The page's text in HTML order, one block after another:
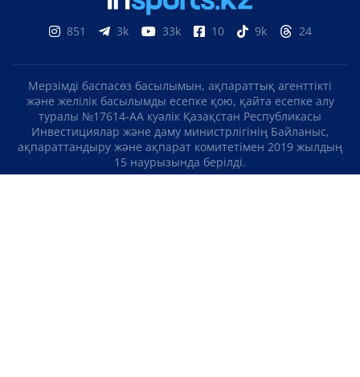
851 3k 33k 10 9k 24
Мерзімді баспасөз басылымын, ақпараттық агенттікті
және желілік басылымды есепке қою, қайта есепке алу
туралы №17614-АА куәлік Қазақстан Республикасы
Инвестициялар және даму министрлігінің Байланыс,
ақпараттандыру және ақпарат комитетімен 2019 жылдың
15 наурызында берілді.